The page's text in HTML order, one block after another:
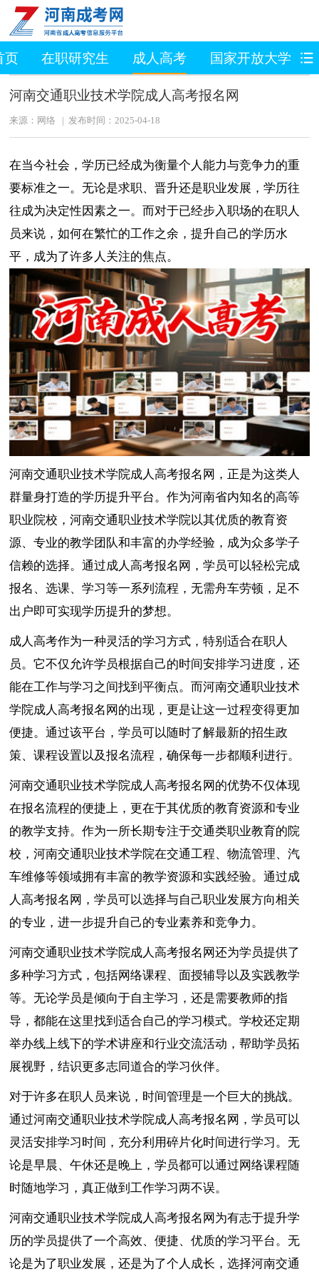
页 在职研究生 成人高考 国家开放大学
河南交通职业技术学院成人高考报名网
来源：网络 | 发布时间：2025-04-18
在当今社会，学历已经成为衡量个人能力与竞争力的重
要标准之一。无论是求职、晋升还是职业发展，学历往
往成为决定性因素之一。而对于已经步入职场的在职人
员来说，如何在繁忙的工作之余，提升自己的学历水
平，成为了许多人关注的焦点。
河南交通职业技术学院成人高考报名网，正是为这类人
群量身打造的学历提升平台。作为河南省内知名的高等
职业院校，河南交通职业技术学院以其优质的教育资
源、专业的教学团队和丰富的办学经验，成为众多学子
信赖的选择。通过成人高考报名网，学员可以轻松完成
报名、选课、学习等一系列流程，无需舟车劳顿，足不
出户即可实现学历提升的梦想。
成人高考作为一种灵活的学习方式，特别适合在职人
员。它不仅允许学员根据自己的时间安排学习进度，还
能在工作与学习之间找到平衡点。而河南交通职业技术
学院成人高考报名网的出现，更是让这一过程变得更加
便捷。通过该平台，学员可以随时了解最新的招生政
策、课程设置以及报名流程，确保每一步都顺利进行。
河南交通职业技术学院成人高考报名网的优势不仅体现
在报名流程的便捷上，更在于其优质的教育资源和专业
的教学支持。作为一所长期专注于交通类职业教育的院
校，河南交通职业技术学院在交通工程、物流管理、汽
车维修等领域拥有丰富的教学资源和实践经验。通过成
人高考报名网，学员可以选择与自己职业发展方向相关
的专业，进一步提升自己的专业素养和竞争力。
河南交通职业技术学院成人高考报名网还为学员提供了
多种学习方式，包括网络课程、面授辅导以及实践教学
等。无论学员是倾向于自主学习，还是需要教师的指
导，都能在这里找到适合自己的学习模式。学校还定期
举办线上线下的学术讲座和行业交流活动，帮助学员拓
展视野，结识更多志同道合的学习伙伴。
对于许多在职人员来说，时间管理是一个巨大的挑战。
通过河南交通职业技术学院成人高考报名网，学员可以
灵活安排学习时间，充分利用碎片化时间进行学习。无
论是早晨、午休还是晚上，学员都可以通过网络课程随
时随地学习，真正做到工作学习两不误。
河南交通职业技术学院成人高考报名网为有志于提升学
历的学员提供了一个高效、便捷、优质的学习平台。无
论是为了职业发展，还是为了个人成长，选择河南交通